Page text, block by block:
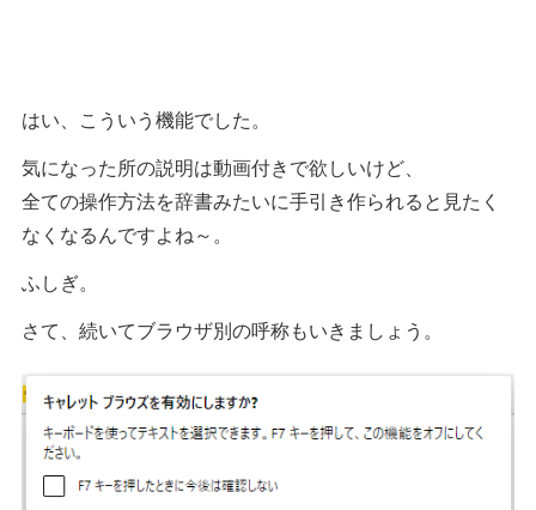
はい、こういう機能でした。
気になった所の説明は動画付きで欲しいけど、
全ての操作方法を辞書みたいに手引き作られると見たく
なくなるんですよね～。
ふしぎ。
さて、続いてブラウザ別の呼称もいきましょう。